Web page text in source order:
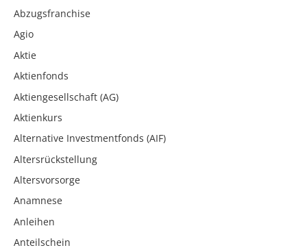
Abzugsfranchise
Agio
Aktie
Aktienfonds
Aktiengesellschaft (AG)
Aktienkurs
Alternative Investmentfonds (AIF)
Altersrückstellung
Altersvorsorge
Anamnese
Anleihen
Anteilschein